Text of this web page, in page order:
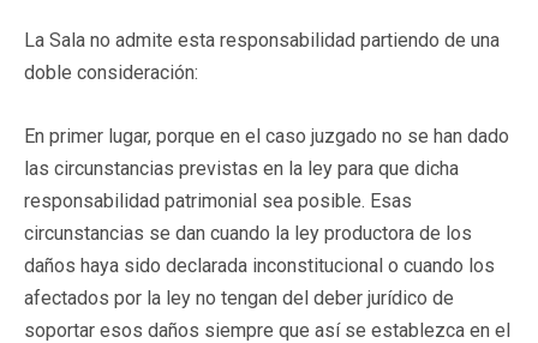
La Sala no admite esta responsabilidad partiendo de una
doble consideración:
En primer lugar, porque en el caso juzgado no se han dado
las circunstancias previstas en la ley para que dicha
responsabilidad patrimonial sea posible. Esas
circunstancias se dan cuando la ley productora de los
daños haya sido declarada inconstitucional o cuando los
afectados por la ley no tengan del deber jurídico de
soportar esos daños siempre que así se establezca en el